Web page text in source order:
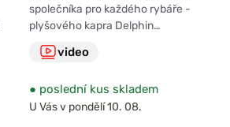
společníka pro každého rybáře -
plyšového kapra Delphin…
video
● poslední kus skladem
U Vás v pondělí 10. 08.